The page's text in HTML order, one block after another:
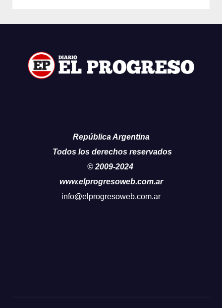
República Argentina
Todos los derechos reservados
© 2009-2024
www.elprogresoweb.com.ar
info@elprogresoweb.com.ar